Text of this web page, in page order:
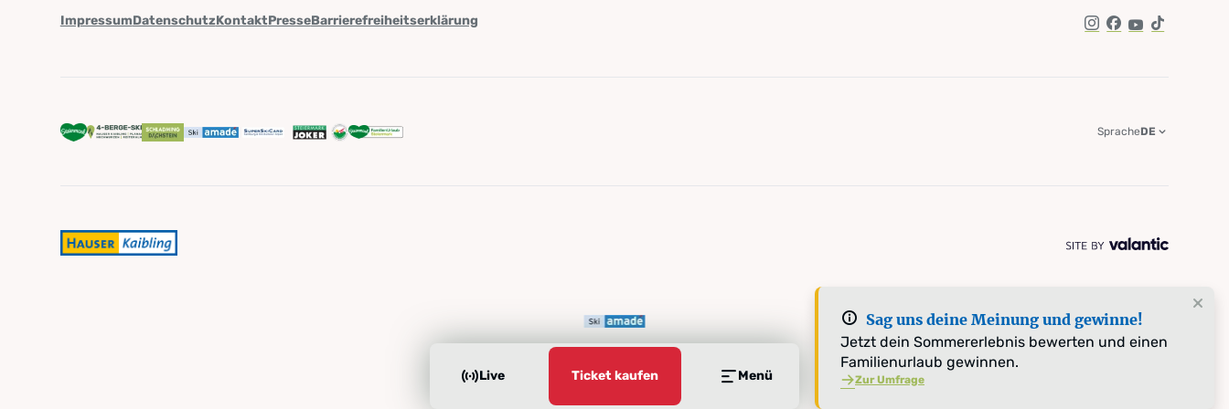
Live Ticket kaufen Menü
Sag uns deine Meinung und gewinne!
Jetzt dein Sommererlebnis bewerten und einen
Familienurlaub gewinnen.
Zur Umfrage
ImpressumDatenschutzKontaktPresseBarrierefreiheitserklärung
Instagram
Facebook
YouTube
TikTok
SpracheDE